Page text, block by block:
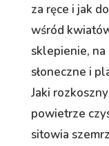
za ręce i jak
wśród
sklepienie, na
słoneczne i
Jaki
powietrze
sitowia